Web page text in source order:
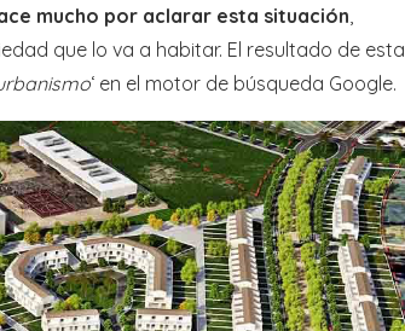
mucho por aclarar esta situación
que lo va a habitar. El resultado de esta
‘ en el motor de búsqueda Google.